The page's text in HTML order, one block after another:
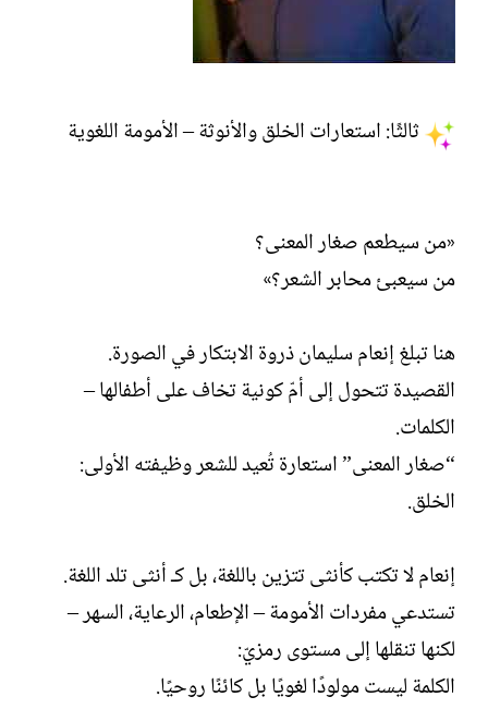
ثالثًا: استعارات الخلق والأنوثة – الأمومة اللغوية
«من سيطعم صغار المعنى؟
من سيعبئ محابر الشعر؟»
هنا تبلغ إنعام سليمان ذروة الابتكار في الصورة.
القصيدة تتحول إلى أمّ كونية تخاف على أطفالها –
الكلمات.
“صغار المعنى” استعارة تُعيد للشعر وظيفته الأولى:
الخلق.
إنعام لا تكتب كأنثى تتزين باللغة، بل كـ أنثى تلد اللغة.
تستدعي مفردات الأمومة – الإطعام، الرعاية، السهر –
لكنها تنقلها إلى مستوى رمزيّ:
الكلمة ليست مولودًا لغويًا بل كائنًا روحيًا.